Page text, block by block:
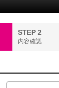
STEP 2
内容確認